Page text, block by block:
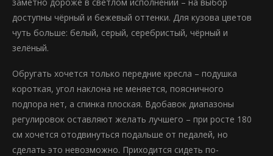
доступны чёрный и бежевый оттенки. Для кузова цветов
чуть больше: белый, серый, серебристый, чёрный и
зелёный.
Обругать хочется только передние кресла – подушка
короткая, угол наклона не меняется, поясничного
подпора нет, а спинка плоская. Вдобавок диапазоны
регулировок оставляют желать лучшего – при росте 180
см хочется отодвинуться подальше от педалей, но
сделать это невозможно. Приходится сидеть по-